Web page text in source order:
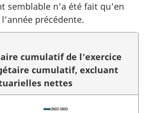
semblable n'a été fait qu'en
précédente.
cumulatif de l'exercice
cumulatif, excluant
nettes